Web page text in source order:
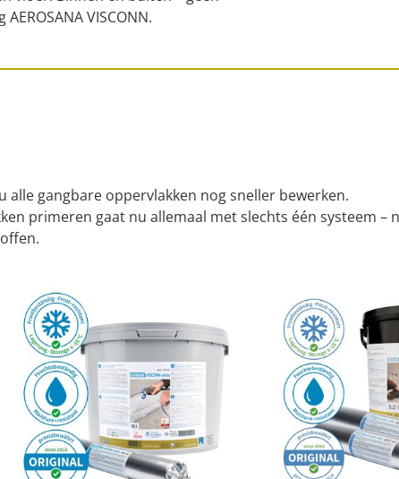
VISCONN.
gangbare oppervlakken nog sneller bewerken.
primeren gaat nu allemaal met slechts één systeem